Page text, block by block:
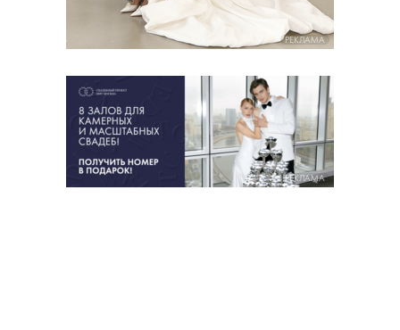
РЕКЛАМА
РЕКЛАМА